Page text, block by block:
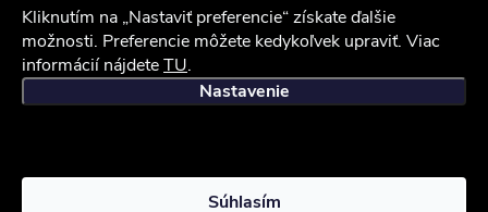
Kliknutím na „Nastaviť preferencie“ získate ďalšie
možnosti. Preferencie môžete kedykoľvek upraviť. Viac
informácií nájdeteTU.
Nastavenie
Súhlasím
Služby zákazníkom
iocel.sk Obchodné podmienky Ochrana osobných údajov
Vytvoril Shoptet